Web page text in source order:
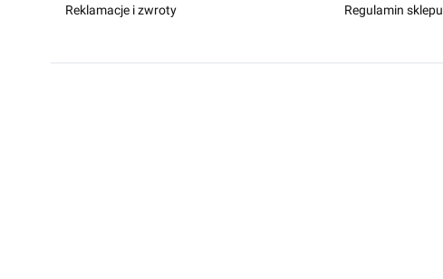
Reklamacje i zwroty
Regulamin sklepu